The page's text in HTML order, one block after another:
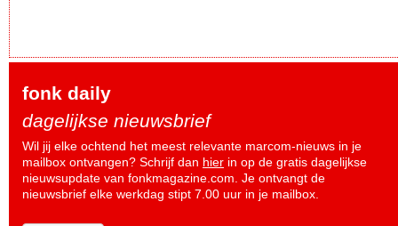
fonk daily
dagelijkse nieuwsbrief
Wil jij elke ochtend het meest relevante marcom-nieuws in je
mailbox ontvangen? Schrijf dan hier in op de gratis dagelijkse
nieuwsupdate van fonkmagazine.com. Je ontvangt de
nieuwsbrief elke werkdag stipt 7.00 uur in je mailbox.